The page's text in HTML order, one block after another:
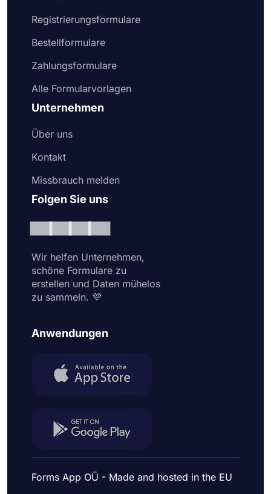
Registrierungsformulare
Bestellformulare
Zahlungsformulare
Alle Formularvorlagen
Unternehmen
Über uns
Kontakt
Missbrauch melden
Folgen Sie uns
Wir helfen Unternehmen,
schöne Formulare zu
erstellen und Daten mühelos
zu sammeln. 💜
Anwendungen
Forms App OÜ - Made and hosted in the EU